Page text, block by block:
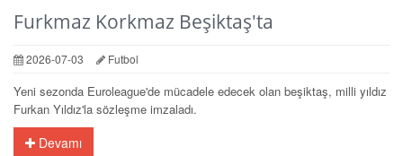
Furkmaz Korkmaz Beşiktaş'ta
2026-07-03 Futbol
Yeni sezonda Euroleague'de mücadele edecek olan beşiktaş, milli yıldız
Furkan Yıldız'la sözleşme imzaladı.
Devamı